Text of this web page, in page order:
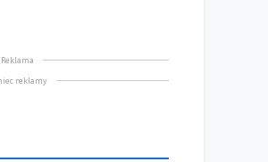
Reklama
reklamy